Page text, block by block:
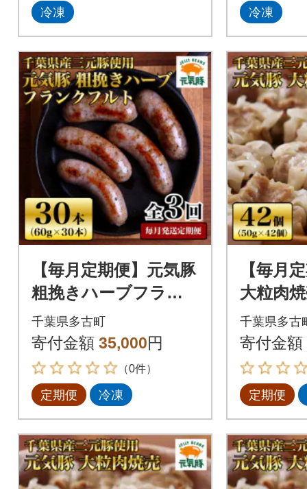
冷凍 冷凍
【毎月定期便】元気豚
粗挽きハーブフラン
クフルト 30本セット
1.8kg(60g×30本)全3回
千葉県多古町
寄付金額 35,000円
（0件）
定期便 冷凍
【毎月
大粒肉
個セッ
回
千葉県多古
寄付金額
定期便